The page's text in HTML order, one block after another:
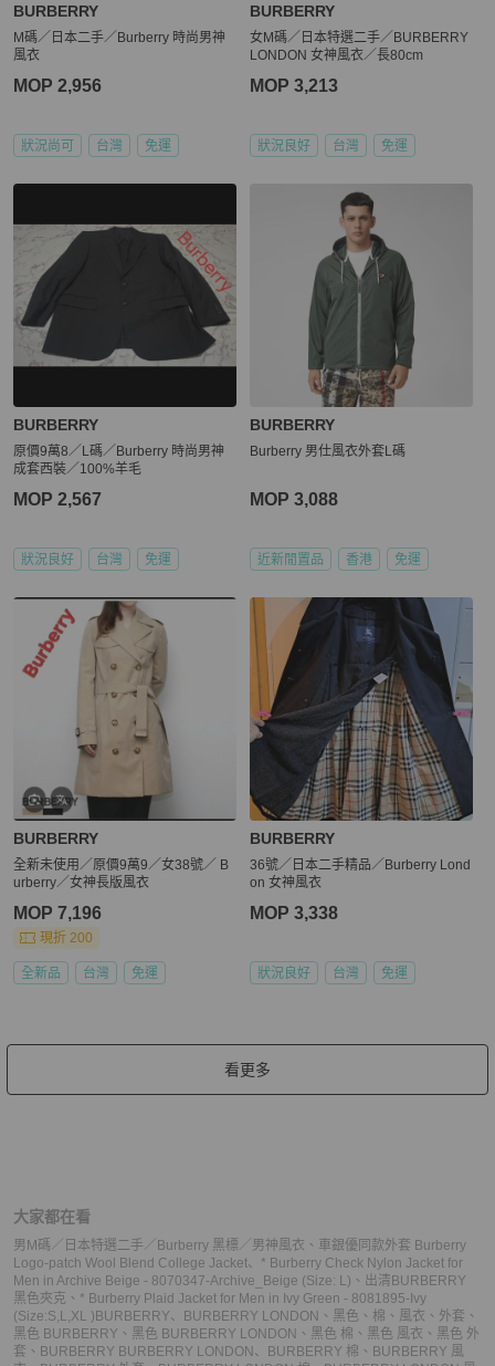
BURBERRY
M碼／日本二手／Burberry 時尚男神
風衣
MOP 2,956
狀況尚可 台灣 免運
BURBERRY
女M碼／日本特選二手／BURBERRY
LONDON 女神風衣／長80cm
MOP 3,213
狀況良好 台灣 免運
BURBERRY
原價9萬8／L碼／Burberry 時尚男神
成套西裝／100%羊毛
MOP 2,567
狀況良好 台灣 免運
BURBERRY
Burberry 男仕風衣外套L碼
MOP 3,088
近新閒置品 香港 免運
BURBERRY
全新未使用／原價9萬9／女38號／ B
urberry／女神長版風衣
MOP 7,196
現折 200
全新品 台灣 免運
BURBERRY
36號／日本二手精品／Burberry Lond
on 女神風衣
MOP 3,338
狀況良好 台灣 免運
看更多
大家都在看
男M碼／日本特選二手／Burberry 黑標／男神風衣 、 車銀優同款外套 Burberry
Logo-patch Wool Blend College Jacket、 * Burberry Check Nylon Jacket for
Men in Archive Beige - 8070347-Archive_Beige (Size: L) 、 出清BURBERRY
黑色夾克 、 * Burberry Plaid Jacket for Men in Ivy Green - 8081895-Ivy
(Size:S,L,XL )BURBERRY、 BURBERRY LONDON 、 黑色 、 棉 、 風衣 、 外套 、
黑色 BURBERRY 、 黑色 BURBERRY LONDON 、 黑色 棉 、 黑色 風衣 、 黑色 外
套 、 BURBERRY BURBERRY LONDON、 BURBERRY 棉 、 BURBERRY 風